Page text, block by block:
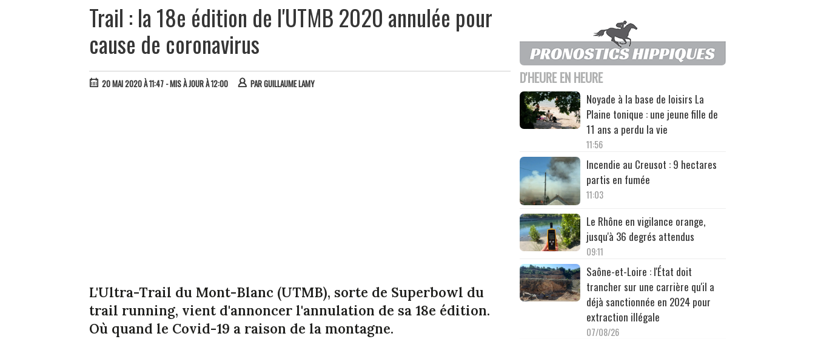
Trail : la 18e édition de l'UTMB 2020 annulée pour
cause de coronavirus
20 MAI 2020 À 11:47 - MIS À JOUR À 12:00 PARGUILLAUME LAMY
L'Ultra-Trail du Mont-Blanc (UTMB), sorte de Superbowl du
trail running, vient d'annoncer l'annulation de sa 18e édition.
Où quand le Covid-19 a raison de la montagne.
D'HEURE EN HEURE
Noyade à la base de loisirs La
Plaine tonique : une jeune fille de
11 ans a perdu la vie
11:56
Incendie au Creusot : 9 hectares
partis en fumée
11:03
Le Rhône en vigilance orange,
jusqu'à 36 degrés attendus
09:11
Saône-et-Loire : l'État doit
trancher sur une carrière qu'il a
déjà sanctionnée en 2024 pour
extraction illégale
07/08/26